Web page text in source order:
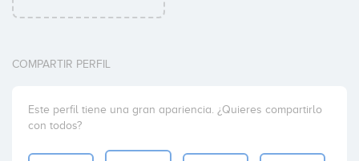
COMPARTIR PERFIL
Este perfil tiene una gran apariencia. ¿Quieres compartirlo
con todos?